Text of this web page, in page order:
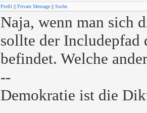
Profil || Private Message || Suche
Naja, wenn man sich
sollte der Includepfad
befindet. Welche
--
Demokratie ist die